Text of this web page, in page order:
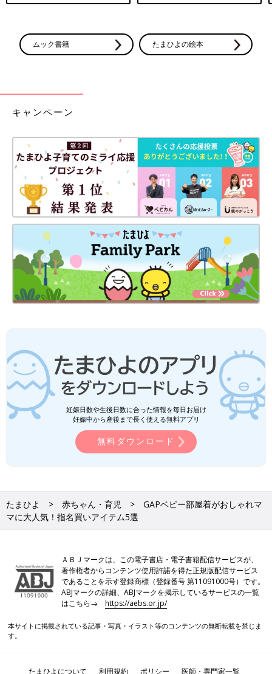
ムック書籍 たまひよの絵本
キャンペーン
妊娠日数や生後日数に合った情報を毎日お届け
妊娠中から産後まで長く使える無料アプリ
無料ダウンロード
たまひよ 赤ちゃん・育児
GAPベビー部屋着がおしゃれマ
マに大人気！指名買いアイテム5選
ＡＢＪマークは、この電子書店・電子書籍配信サービスが、
著作権者からコンテンツ使用許諾を得た正規版配信サービス
であることを示す登録商標（登録番号 第11091000号）です。
ABJマークの詳細、ABJマークを掲示しているサービスの一覧
はこちら→https://aebs.or.jp/
本サイトに掲載されている記事・写真・イラスト等のコンテンツの無断転載を禁じま
す。
たまひよについて 利用規約 ポリシー 医師・専門家一覧